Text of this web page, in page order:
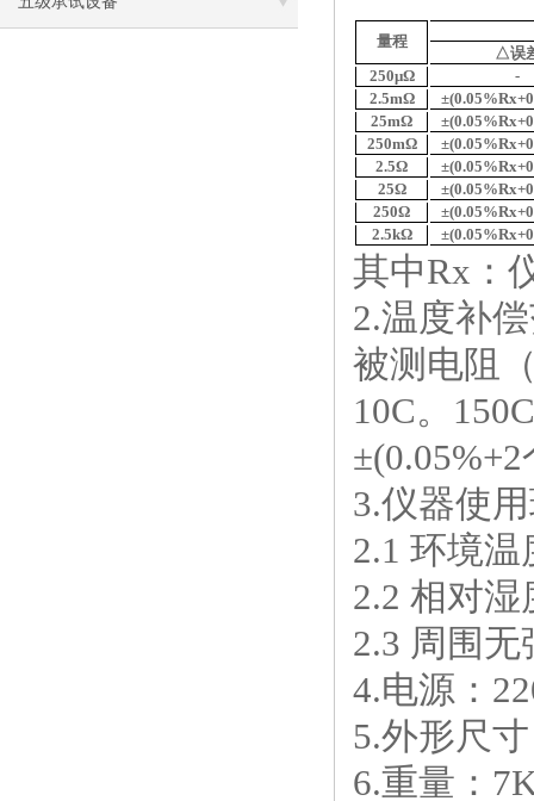
量程
△误
250μΩ
-
2.5mΩ
25mΩ
250mΩ
2.5Ω
25Ω
250Ω
2.5kΩ
其中Rx：
2.温度补
被测电阻
10C。
3.仪器使
2.1 环境温
2.2 相对湿
2.3 周围
4.电源：
5.外形尺
6.重量：